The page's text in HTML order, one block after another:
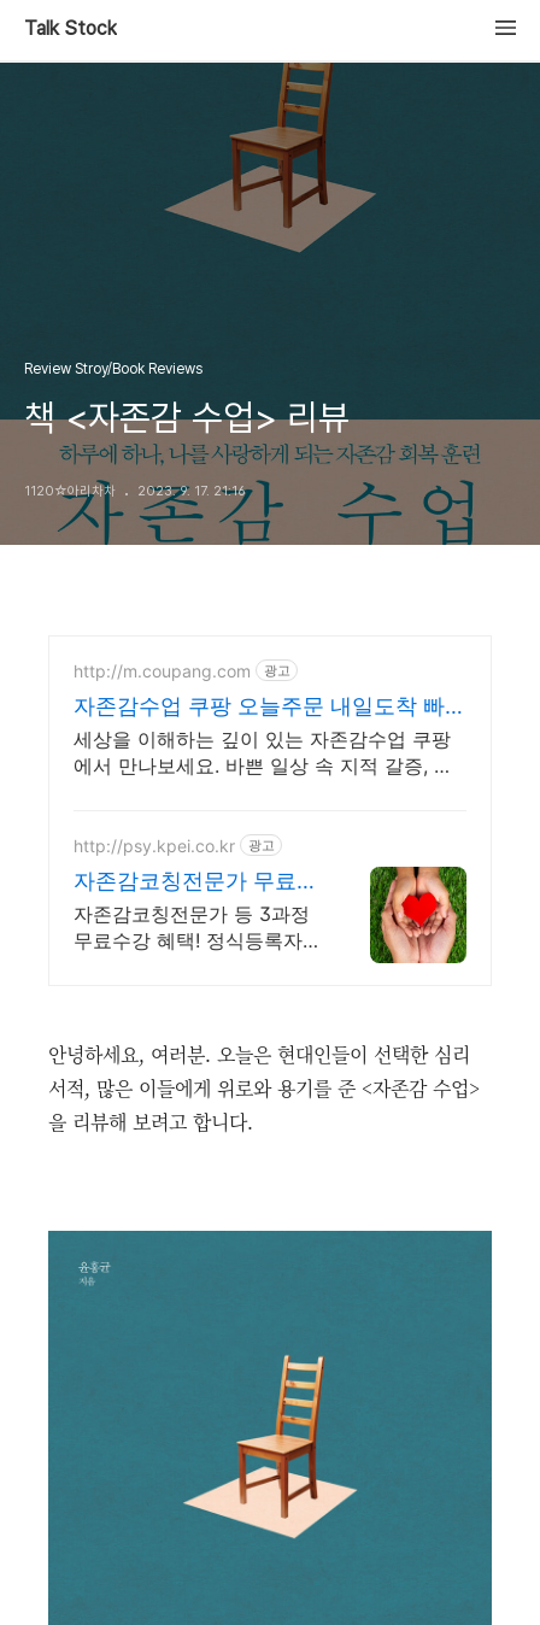
Talk Stock
Review Stroy/Book Reviews
책 <자존감 수업> 리뷰
1120☆아리차차 2023. 9. 17. 21:16
http://m.coupang.com 광고
자존감수업 쿠팡 오늘주문 내일도착 빠른
배송
세상을 이해하는 깊이 있는 자존감수업 쿠팡
에서 만나보세요. 바쁜 일상 속 지적 갈증, 인
http://psy.kpei.co.kr 광고
자존감코칭전문가 무료수
강 자존감코칭전문가 자
격증
자존감코칭전문가 등 3과정
무료수강 혜택! 정식등록자격
안녕하세요, 여러분. 오늘은 현대인들이 선택한 심리
서적, 많은 이들에게 위로와 용기를 준 <자존감 수업>
을 리뷰해 보려고 합니다.